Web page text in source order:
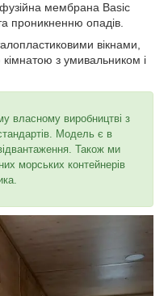
мембрана Basic
проникненню опадів.
вікнами,
з умивальником і
власному виробництві з
Модель є в
Також ми
морських контейнерів